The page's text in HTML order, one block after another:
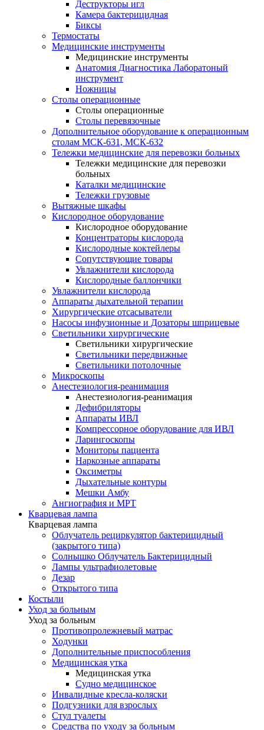
Деструкторы игл
Камера бактерицидная
Биксы
Термостаты
Медицинские инструменты
Медицинские инструменты
Анатомия Диагностика Лаборатоный
инструмент
Ножницы
Столы операционные
Столы операционные
Столы перевязочные
Дополнительное оборудование к операционным
столам МСК-631, МСК-632
Тележки медицинские для перевозки больных
Тележки медицинские для перевозки
больных
Каталки медицинские
Тележки грузовые
Вытяжные шкафы
Кислородное оборудование
Кислородное оборудование
Концентраторы кислорода
Кислородные коктейлеры
Сопутствующие товары
Увлажнители кислорода
Кислородные баллончики
Увлажнители кислорода
Аппараты дыхательной терапии
Хирургические отсасыватели
Насосы инфузионные и Дозаторы шприцевые
Светильники хирургические
Светильники хирургические
Светильники передвижные
Светильники потолочные
Микроскопы
Анестезиология-реанимация
Анестезиология-реанимация
Дефибриляторы
Аппараты ИВЛ
Компрессорное оборудование для ИВЛ
Ларингоскопы
Мониторы пациента
Наркозные аппараты
Оксиметры
Дыхательные контуры
Мешки Амбу
Ангиография и МРТ
Кварцевая лампа
Кварцевая лампа
Облучатель рециркулятор бактерицидный
(закрытого типа)
Солнышко Облучатель Бактерицидный
Лампы ультрафиолетовые
Дезар
Открытого типа
Костыли
Уход за больным
Уход за больным
Противопролежневый матрас
Ходунки
Дополнительные приспособления
Медицинская утка
Медицинская утка
Судно медицинское
Инвалидные кресла-коляски
Подгузники для взрослых
Стул туалеты
Средства по уходу за больным